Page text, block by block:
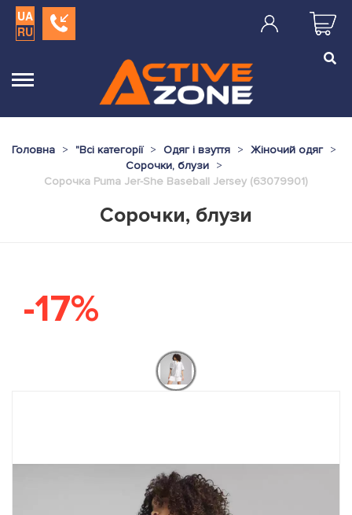
UA
RU
Головна "Всі категорії Одяг і взуття
Жіночий одяг
Сорочки, блузи
Сорочка Puma Jer-She Baseball Jersey (63079901)
Сорочки, блузи
-17%